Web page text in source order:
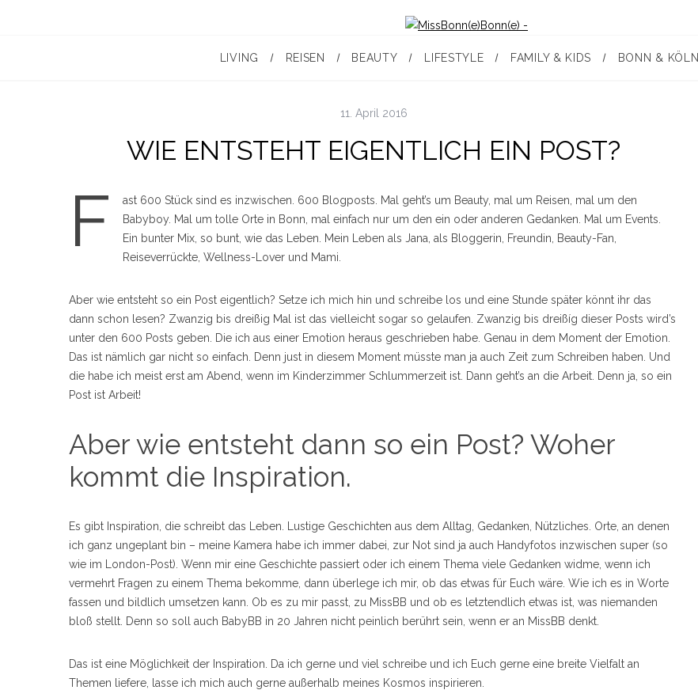
LIVING REISEN BEAUTY LIFESTYLE FAMILY & KIDS BONN & KÖLN
11. April 2016
WIE ENTSTEHT EIGENTLICH EIN POST?
F
ast 600 Stück sind es inzwischen. 600 Blogposts. Mal geht’s um Beauty, mal um Reisen, mal um den
Babyboy. Mal um tolle Orte in Bonn, mal einfach nur um den ein oder anderen Gedanken. Mal um Events.
Ein bunter Mix, so bunt, wie das Leben. Mein Leben als Jana, als Bloggerin, Freundin, Beauty-Fan,
Reiseverrückte, Wellness-Lover und Mami.
Aber wie entsteht so ein Post eigentlich? Setze ich mich hin und schreibe los und eine Stunde später könnt ihr das
dann schon lesen? Zwanzig bis dreißig Mal ist das vielleicht sogar so gelaufen. Zwanzig bis dreißíg dieser Posts wird’s
unter den 600 Posts geben. Die ich aus einer Emotion heraus geschrieben habe. Genau in dem Moment der Emotion.
Das ist nämlich gar nicht so einfach. Denn just in diesem Moment müsste man ja auch Zeit zum Schreiben haben. Und
die habe ich meist erst am Abend, wenn im Kinderzimmer Schlummerzeit ist. Dann geht’s an die Arbeit. Denn ja, so ein
Post ist Arbeit!
Aber wie entsteht dann so ein Post? Woher
kommt die Inspiration.
Es gibt Inspiration, die schreibt das Leben. Lustige Geschichten aus dem Alltag, Gedanken, Nützliches. Orte, an denen
ich ganz ungeplant bin – meine Kamera habe ich immer dabei, zur Not sind ja auch Handyfotos inzwischen super (so
wie im London-Post). Wenn mir eine Geschichte passiert oder ich einem Thema viele Gedanken widme, wenn ich
vermehrt Fragen zu einem Thema bekomme, dann überlege ich mir, ob das etwas für Euch wäre. Wie ich es in Worte
fassen und bildlich umsetzen kann. Ob es zu mir passt, zu MissBB und ob es letztendlich etwas ist, was niemanden
bloß stellt. Denn so soll auch BabyBB in 20 Jahren nicht peinlich berührt sein, wenn er an MissBB denkt.
Das ist eine Möglichkeit der Inspiration. Da ich gerne und viel schreibe und ich Euch gerne eine breite Vielfalt an
Themen liefere, lasse ich mich auch gerne außerhalb meines Kosmos inspirieren.